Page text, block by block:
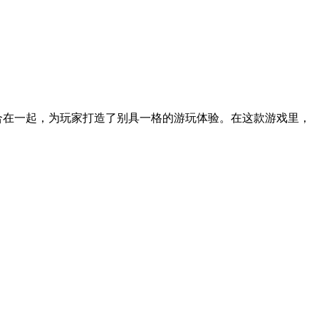
一起，为玩家打造了别具一格的游玩体验。在这款游戏里，